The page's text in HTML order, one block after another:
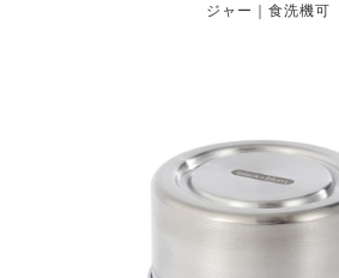
ジャー｜食洗機可